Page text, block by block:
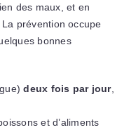
des maux, et en
prévention occupe
bonnes
deux fois par jour,
et d’aliments